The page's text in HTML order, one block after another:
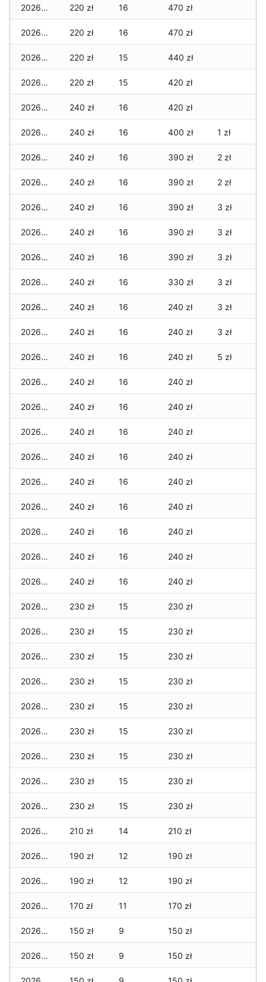
2026-04-26 220 zł 16 470 zł
2026-04-25 220 zł 16 470 zł
2026-04-24 220 zł 15 440 zł
2026-04-23 220 zł 15 420 zł
2026-04-22 240 zł 16 420 zł
2026-04-21 240 zł 16 400 zł 1 zł
2026-04-20 240 zł 16 390 zł 2 zł
2026-04-19 240 zł 16 390 zł 2 zł
2026-04-18 240 zł 16 390 zł 3 zł
2026-04-17 240 zł 16 390 zł 3 zł
2026-04-16 240 zł 16 390 zł 3 zł
2026-04-15 240 zł 16 330 zł 3 zł
2026-04-14 240 zł 16 240 zł 3 zł
2026-04-13 240 zł 16 240 zł 3 zł
2026-04-12 240 zł 16 240 zł 5 zł
2026-04-11 240 zł 16 240 zł
2026-04-10 240 zł 16 240 zł
2026-04-09 240 zł 16 240 zł
2026-04-08 240 zł 16 240 zł
2026-04-07 240 zł 16 240 zł
2026-04-06 240 zł 16 240 zł
2026-04-05 240 zł 16 240 zł
2026-04-04 240 zł 16 240 zł
2026-04-03 240 zł 16 240 zł
2026-04-02 230 zł 15 230 zł
2026-04-01 230 zł 15 230 zł
2026-03-31 230 zł 15 230 zł
2026-03-30 230 zł 15 230 zł
2026-03-29 230 zł 15 230 zł
2026-03-28 230 zł 15 230 zł
2026-03-27 230 zł 15 230 zł
2026-03-26 230 zł 15 230 zł
2026-03-25 230 zł 15 230 zł
2026-03-24 210 zł 14 210 zł
2026-03-23 190 zł 12 190 zł
2026-03-22 190 zł 12 190 zł
2026-03-21 170 zł 11 170 zł
2026-03-20 150 zł 9 150 zł
2026-03-19 150 zł 9 150 zł